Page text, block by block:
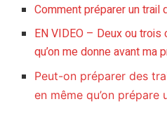
Comment préparer un trail
EN VIDEO – Deux ou trois
qu’on me donne avant ma
Peut-on préparer des
en même qu’on prépare